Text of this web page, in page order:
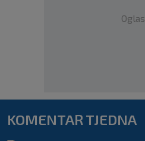
Oglas
KOMENTAR TJEDNA